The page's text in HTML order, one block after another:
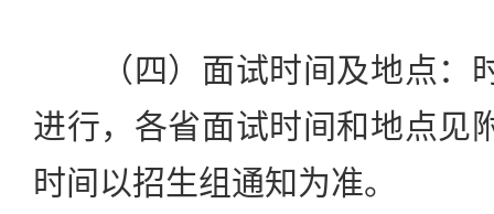
（四）面试时间及地点：
进行，各省面试时间和地点见
时间以招生组通知为准。